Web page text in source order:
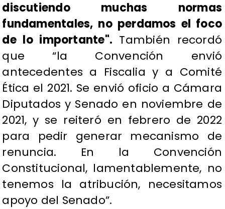
discutiendo muchas normas
fundamentales, no perdamos el foco
de lo importante". También recordó
que “la Convención envió
antecedentes a Fiscalia y a Comité
Ética el 2021. Se envió oficio a Cámara
Diputados y Senado en noviembre de
2021, y se reiteró en febrero de 2022
para pedir generar mecanismo de
renuncia. En la Convención
Constitucional, lamentablemente, no
tenemos la atribución, necesitamos
apoyo del Senado”.